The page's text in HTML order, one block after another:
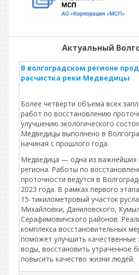
Актуальный
В волгоградском регионе
расчистка реки Медведицы
Более четверти объема всех
работ по восстановлению
улучшению экологического
Медведицы выполнено в
начиная с прошлого года.
Медведица — одна из важнейших
региона. Работы по
проточности ведутся в
2023 года. В рамках первого
15-тикилометровый участок
Михайловки, Даниловского,
Серафимовичского районов.
комплекса восстановительных
поможет улучшить качественные
воды, восстановить утраченное
повысить качество жизни людей.